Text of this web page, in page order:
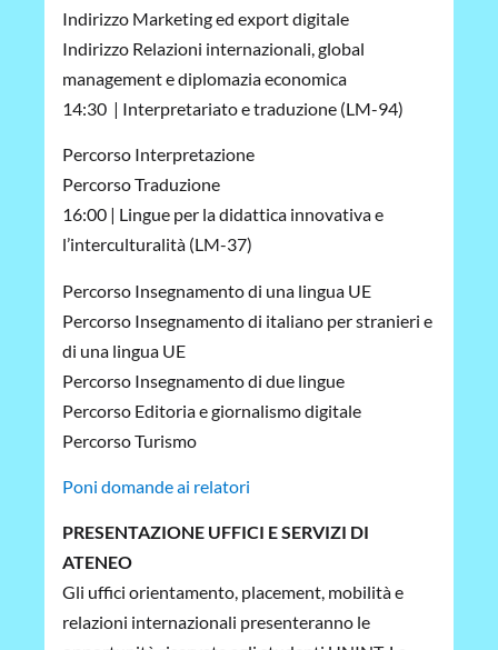
Indirizzo Marketing ed export digitale
Indirizzo Relazioni internazionali, global
management e diplomazia economica
14:30 | Interpretariato e traduzione (LM-94)
Percorso Interpretazione
Percorso Traduzione
16:00 | Lingue per la didattica innovativa e
l’interculturalità (LM-37)
Percorso Insegnamento di una lingua UE
Percorso Insegnamento di italiano per stranieri e
di una lingua UE
Percorso Insegnamento di due lingue
Percorso Editoria e giornalismo digitale
Percorso Turismo
Poni domande ai relatori
PRESENTAZIONE UFFICI E SERVIZI DI
ATENEO
Gli uffici orientamento, placement, mobilità e
relazioni internazionali presenteranno le